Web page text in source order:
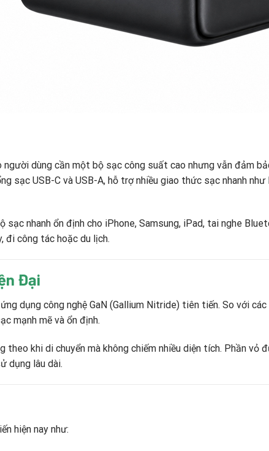
người dùng cần một bộ sạc công suất cao nhưng vẫn đảm
sạc USB-C và USB-A, hỗ trợ nhiều giao thức sạc nhanh
nhanh ổn định cho iPhone, Samsung, iPad, tai nghe
đi công tác hoặc du lịch.
Đại
dụng công nghệ GaN (Gallium Nitride) tiên tiến. So với
mạnh mẽ và ổn định.
khi di chuyển mà không chiếm nhiều diện tích. Phần vỏ
dụng lâu dài.
hiện nay như: